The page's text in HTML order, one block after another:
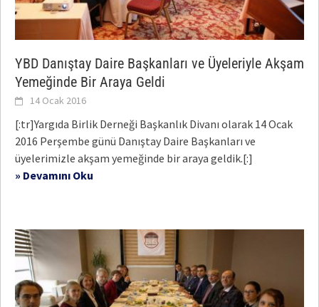
YBD Danıştay Daire Başkanları ve Üyeleriyle Akşam
Yemeğinde Bir Araya Geldi
14 Ocak 2016
[:tr]Yargıda Birlik Derneği Başkanlık Divanı olarak 14 Ocak
2016 Perşembe günü Danıştay Daire Başkanları ve
üyelerimizle akşam yemeğinde bir araya geldik.[:]
» Devamını Oku